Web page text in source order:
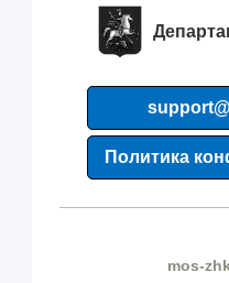
Политика
mos-